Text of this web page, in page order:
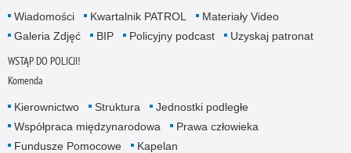
Wiadomości Kwartalnik PATROL
Materiały Video
Galeria Zdjęć
BIP Policyjny podcast Uzyskaj patronat
WSTĄP DO POLICJI!
Komenda
Kierownictwo Struktura
Jednostki podległe
Współpraca międzynarodowa
Prawa człowieka
Fundusze Pomocowe
Kapelan